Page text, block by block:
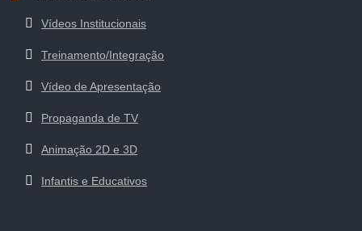
Vídeos Institucionais
Treinamento/Integração
Vídeo de Apresentação
Propaganda de TV
Animação 2D e 3D
Infantis e Educativos